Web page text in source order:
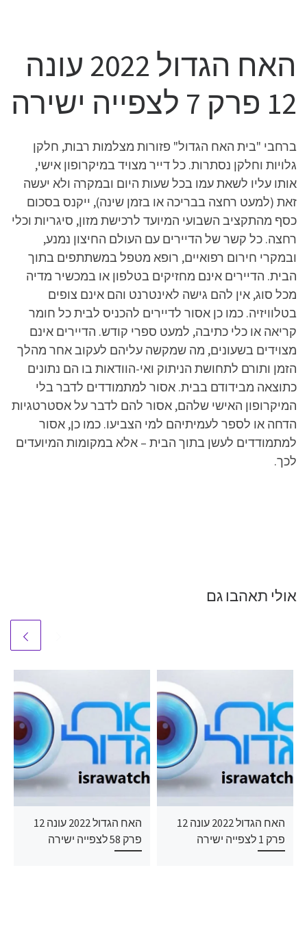
האח הגדול 2022 עונה
12 פרק 7 לצפייה ישירה
ברחבי "בית האח הגדול" פזורות מצלמות רבות, חלקן
גלויות וחלקן נסתרות. כל דייר מצויד במיקרופון אישי,
אותו עליו לשאת עמו בכל שעות היום ובמקרה ולא יעשה
זאת (למעט רחצה בבריכה או בזמן שינה), ייקנס בסכום
כסף מהתקציב השבועי המיועד לרכישת מזון, סיגריות וכלי
רחצה. כל קשר של הדיירים עם העולם החיצון נמנע,
ובמקרי חירום רפואיים, רופא מטפל במשתתפים בתוך
הבית. הדיירים אינם מחזיקים בטלפון או במכשיר מדיה
מכל סוג, אין להם גישה לאינטרנט והם אינם צופים
בטלוויזיה. כמו כן אסור לדיירים להכניס לבית כל חומר
קריאה או כלי כתיבה, למעט ספרי קודש. הדיירים אינם
מצוידים בשעונים, מה שמקשה עליהם לעקוב אחר מהלך
הזמן ותורם לתחושת הניתוק ואי-הוודאות בו הם נתונים
כתוצאה מבידודם בבית. אסור למתמודדים לדבר בלי
המיקרופון האישי שלהם, אסור להם לדבר על אסטרטגיות
הדחה או לספר לעמיתיהם למי הצביעו. כמו כן, אסור
למתמודדים לעשן בתוך הבית – אלא במקומות המיועדים
לכך.
אולי תאהבו גם
האח הגדול 2022 עונה 12
פרק 58 לצפייה ישירה
האח הגדול 2022 עונה 12
פרק 1 לצפייה ישירה